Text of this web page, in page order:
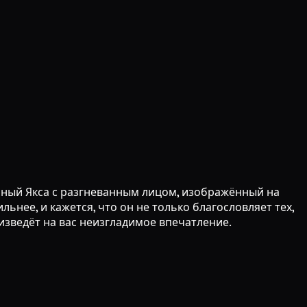
Якса с разгневанным лицом, изображённый на
и кажется, что он не только благословляет тех,
на вас неизгладимое впечатление.